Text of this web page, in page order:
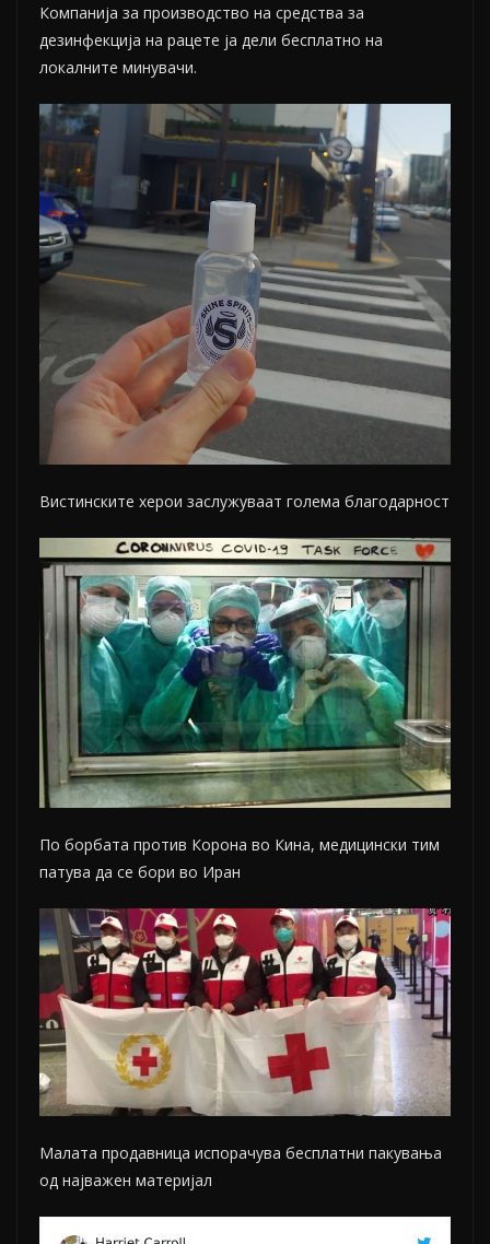
Компанија за производство на средства за
дезинфекција на рацете ја дели бесплатно на
локалните минувачи.
Вистинските херои заслужуваат голема благодарност
По борбата против Корона во Кина, медицински тим
патува да се бори во Иран
Малата продавница испорачува бесплатни пакувања
од најважен материјал